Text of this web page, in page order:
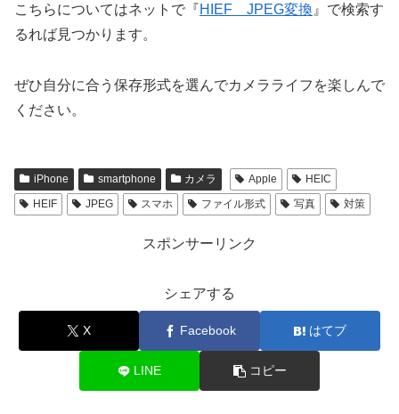
こちらについてはネットで『HIEF JPEG変換 』で検索す
るれば見つかります。
ぜひ自分に合う保存形式を選んでカメラライフを楽しんで
ください。
iPhone smartphone カメラ Apple
HEIC
HEIF
JPEG スマホ ファイル形式 写真 対策
スポンサーリンク
シェアする
X Facebook はてブ
LINE コピー